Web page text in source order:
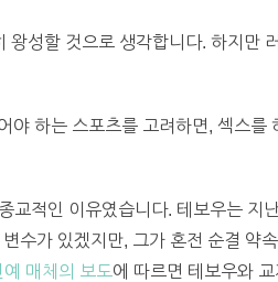
성할 것으로 생각합니다. 하지만 러
야 하는 스포츠를 고려하면, 섹스를
교적인 이유였습니다. 테보우는 지
수가 있겠지만, 그가 혼전 순결 약
예 매체의 보도에 따르면 테보우와 교